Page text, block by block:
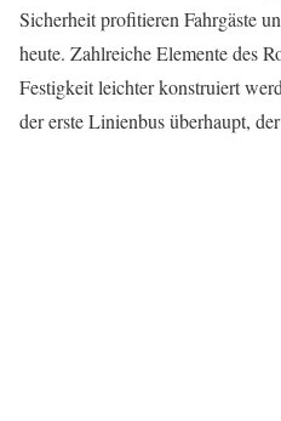
Sicherheit profitieren Fahrgäste
heute. Zahlreiche Elemente des
Festigkeit leichter konstruiert
der erste Linienbus überhaupt,